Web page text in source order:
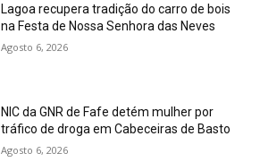
Lagoa recupera tradição do carro de bois
na Festa de Nossa Senhora das Neves
Agosto 6, 2026
NIC da GNR de Fafe detém mulher por
tráfico de droga em Cabeceiras de Basto
Agosto 6, 2026